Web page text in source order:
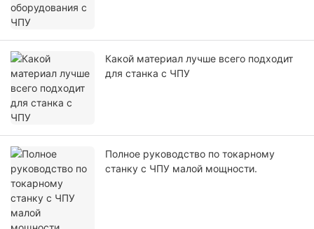
Какой материал лучше всего подходит
для станка с ЧПУ
Полное руководство по токарному
станку с ЧПУ малой мощности.